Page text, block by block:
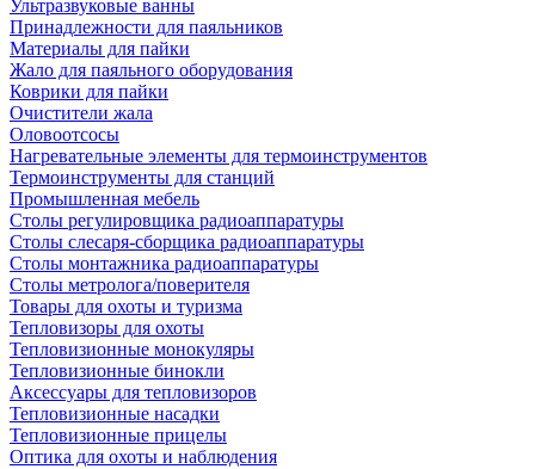
Ультразвуковые ванны
Принадлежности для паяльников
Материалы для пайки
Жало для паяльного оборудования
Коврики для пайки
Очистители жала
Оловоотсосы
Нагревательные элементы для термоинструментов
Термоинструменты для станций
Промышленная мебель
Столы регулировщика радиоаппаратуры
Столы слесаря-сборщика радиоаппаратуры
Столы монтажника радиоаппаратуры
Столы метролога/поверителя
Товары для охоты и туризма
Тепловизоры для охоты
Тепловизионные монокуляры
Тепловизионные бинокли
Аксессуары для тепловизоров
Тепловизионные насадки
Тепловизионные прицелы
Оптика для охоты и наблюдения